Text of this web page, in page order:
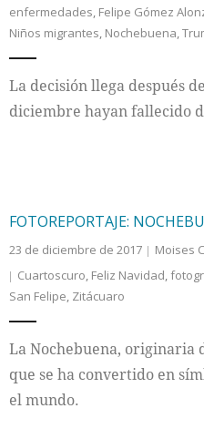
Internacional
enfermedades, Felipe Gómez
Niños migrantes, Nochebuena,
La decisión llega después
diciembre hayan fallecido
FOTOREPORTAJE:
23 de diciembre de 2017 Moises
Cuartoscuro, Feliz Navidad,
San Felipe, Zitácuaro
La Nochebuena, originaria
que se ha convertido en
el mundo.